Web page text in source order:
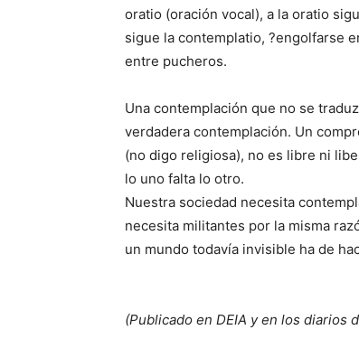
oratio (oración vocal), a la oratio
sigue la contemplatio, ?engolfarse
entre pucheros.
Una contemplación que no se
verdadera contemplación. Un
(no digo religiosa), no es libre ni
lo uno falta lo otro.
Nuestra sociedad necesita
necesita militantes por la misma
un mundo todavía invisible ha de
(Publicado en DEIA y en los diarios